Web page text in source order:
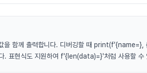
함께 출력합니다. 디버깅할 때 print(f'{name=},
. 표현식도 지원하여 f'{len(data)=}'처럼 사용할 수